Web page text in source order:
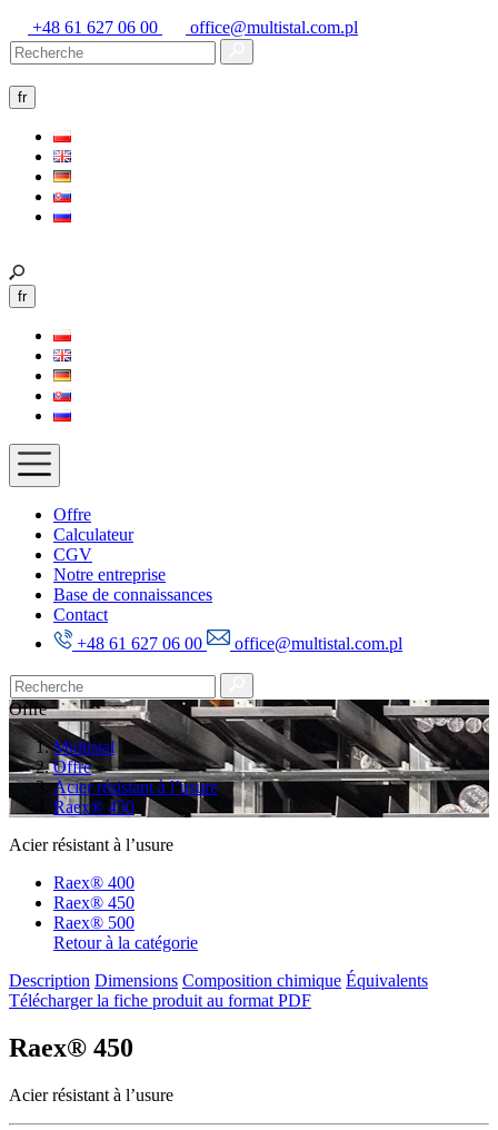
+48 61 627 06 00 office@multistal.com.pl
fr
fr
Offre
Calculateur
CGV
Notre entreprise
Base de connaissances
Contact
+48 61 627 06 00
office@multistal.com.pl
Offre
Multistal
Offre
Acier résistant à l’usure
Raex® 450
Acier résistant à l’usure
Raex® 400
Raex® 450
Raex® 500
Retour à la catégorie
Description Dimensions Composition chimique Équivalents
Télécharger la fiche produit au format PDF
Raex® 450
Acier résistant à l’usure